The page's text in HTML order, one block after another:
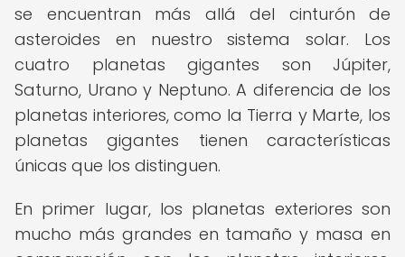
se encuentran más allá del cinturón de
asteroides en nuestro sistema solar. Los
cuatro planetas gigantes son Júpiter,
Saturno, Urano y Neptuno. A diferencia de los
planetas interiores, como la Tierra y Marte, los
planetas gigantes tienen características
únicas que los distinguen.
En primer lugar, los planetas exteriores son
mucho más grandes en tamaño y masa en